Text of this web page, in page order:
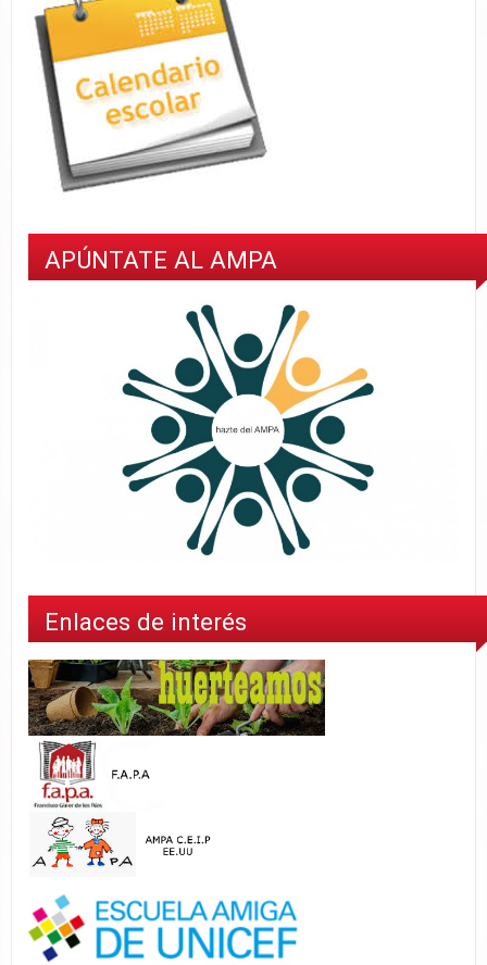
APÚNTATE AL AMPA
Enlaces de interés